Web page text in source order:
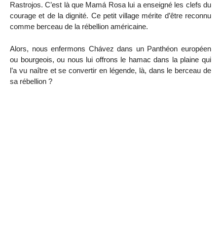
Rastrojos. C’est là que Mamá Rosa lui a enseigné les clefs du
courage et de la dignité. Ce petit village mérite d’être reconnu
comme berceau de la rébellion américaine.
Alors, nous enfermons Chávez dans un Panthéon européen
ou bourgeois, ou nous lui offrons le hamac dans la plaine qui
l’a vu naître et se convertir en légende, là, dans le berceau de
sa rébellion ?